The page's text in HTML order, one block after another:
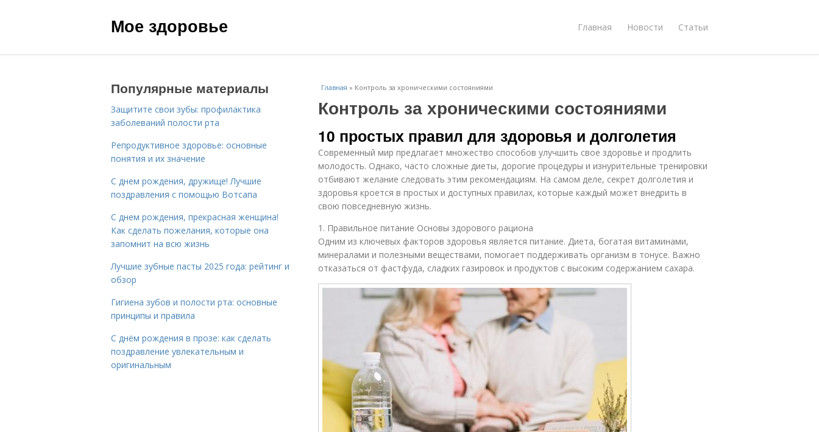
Мое здоровье Главная Новости Статьи
Главная » Контроль за хроническими состояниями
Контроль за хроническими состояниями
10 простых правил для здоровья и долголетия
Современный мир предлагает множество способов улучшить свое здоровье и продлить
молодость. Однако, часто сложные диеты, дорогие процедуры и изнурительные тренировки
отбивают желание следовать этим рекомендациям. На самом деле, секрет долголетия и
здоровья кроется в простых и доступных правилах, которые каждый может внедрить в
свою повседневную жизнь.
1. Правильное питание Основы здорового рациона
Одним из ключевых факторов здоровья является питание. Диета, богатая витаминами,
минералами и полезными веществами, помогает поддерживать организм в тонусе. Важно
отказаться от фастфуда, сладких газировок и продуктов с высоким содержанием сахара.
Популярные материалы
Защитите свои зубы: профилактика
заболеваний полости рта
Репродуктивное здоровье: основные
понятия и их значение
С днем рождения, дружище! Лучшие
поздравления с помощью Вотсапа
С днем рождения, прекрасная женщина!
Как сделать пожелания, которые она
запомнит на всю жизнь
Лучшие зубные пасты 2025 года: рейтинг и
обзор
Гигиена зубов и полости рта: основные
принципы и правила
С днём рождения в прозе: как сделать
поздравление увлекательным и
оригинальным